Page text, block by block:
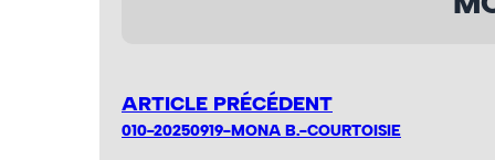
ARTICLE PRÉCÉDENT
010-20250919-MONA B.-COURTOISIE